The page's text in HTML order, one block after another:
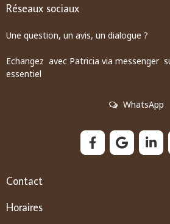
Réseaux sociaux
Une question, un avis, un dialogue ?
Echangez avec Patricia via messenger
essentiel
WhatsApp
Contact
Horaires